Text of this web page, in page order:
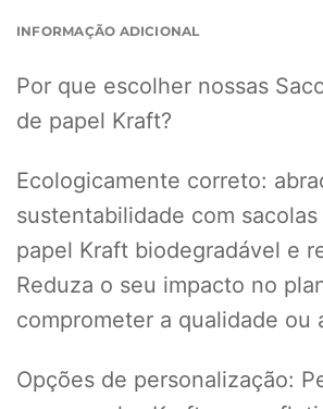
INFORMAÇÃO ADICIONAL
Por que escolher nossas
de papel Kraft?
Ecologicamente correto:
sustentabilidade com
papel Kraft biodegradável e
Reduza o seu impacto no
comprometer a qualidade ou
Opções de personalização: